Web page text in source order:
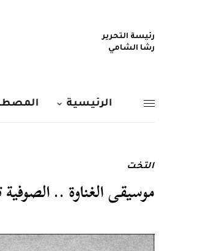
رئيسة التحرير
رشا الشامي
الرئيسية
التخت
موسيقى الغناوة ..